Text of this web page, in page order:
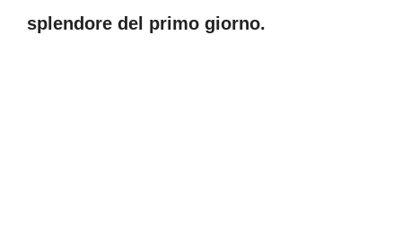
splendore del primo giorno.